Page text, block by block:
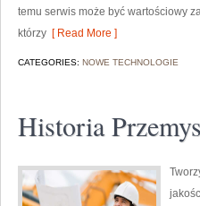
temu serwis może być wartościowy
którzy [ Read More ]
CATEGORIES: NOWE TECHNOLOGIE
Historia